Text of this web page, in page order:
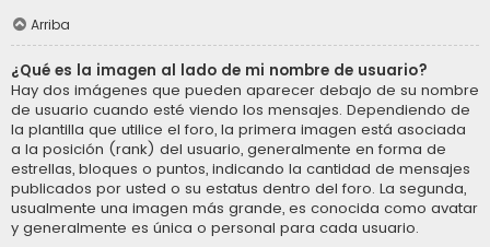
Arriba
¿Qué es la imagen al lado de mi nombre de usuario?
Hay dos imágenes que pueden aparecer debajo de su nombre
de usuario cuando esté viendo los mensajes. Dependiendo de
la plantilla que utilice el foro, la primera imagen está asociada
a la posición (rank) del usuario, generalmente en forma de
estrellas, bloques o puntos, indicando la cantidad de mensajes
publicados por usted o su estatus dentro del foro. La segunda,
usualmente una imagen más grande, es conocida como avatar
y generalmente es única o personal para cada usuario.